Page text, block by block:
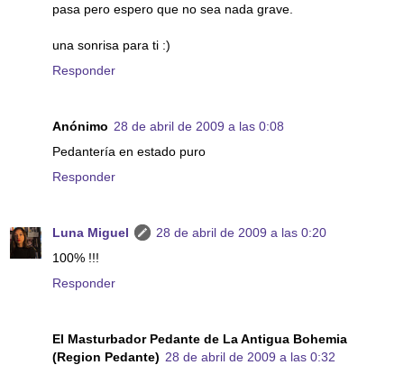
pasa pero espero que no sea nada grave.
una sonrisa para ti :)
Responder
Anónimo 28 de abril de 2009 a las 0:08
Pedantería en estado puro
Responder
Luna Miguel
28 de abril de 2009 a las 0:20
100% !!!
Responder
El Masturbador Pedante de La Antigua Bohemia
(Region Pedante) 28 de abril de 2009 a las 0:32